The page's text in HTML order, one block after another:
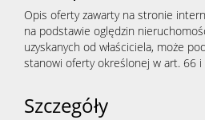
Opis oferty zawarty na stronie
na podstawie oględzin
uzyskanych od właściciela, może
stanowi oferty określonej w art. 66 i
Szczegóły